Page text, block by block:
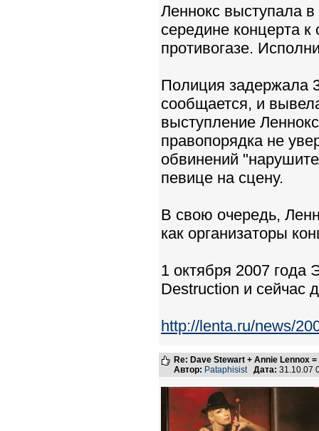
Леннокс выступала
середине концерта
противогазе.
Полиция задержала
сообщается, и
выступление
правопорядка не
обвинений
певице на сцену.
В свою очередь,
как организаторы
1 октября 2007 года
Destruction и сейчас
http://lenta.ru/news/
Re: Dave Stewart + Annie Lennox
Автор: Pataphisist Дата: 31.10.07